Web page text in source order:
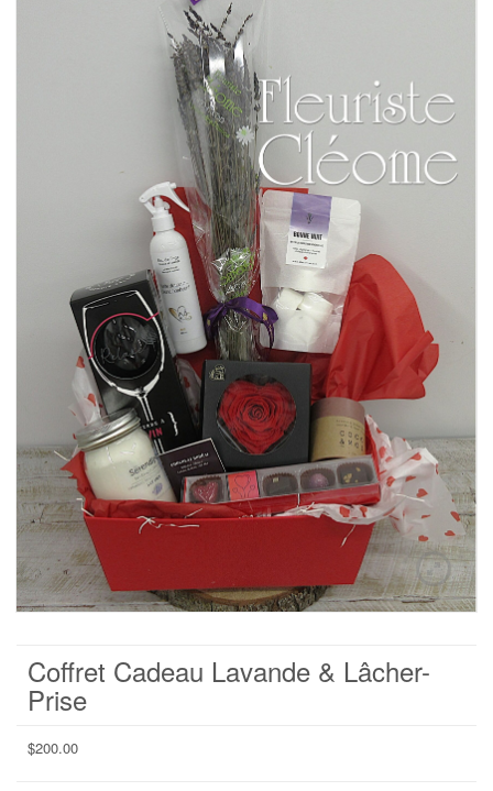
Coffret Cadeau Lavande & Lâcher-
Prise
$200.00